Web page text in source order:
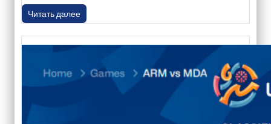
Читать далее